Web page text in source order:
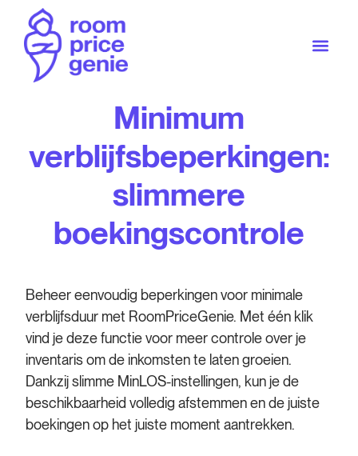
Minimum
verblijfsbeperkingen:
slimmere
boekingscontrole
Beheer eenvoudig beperkingen voor minimale
verblijfsduur met RoomPriceGenie. Met één klik
vind je deze functie voor meer controle over je
inventaris om de inkomsten te laten groeien.
Dankzij slimme MinLOS-instellingen, kun je de
beschikbaarheid volledig afstemmen en de juiste
boekingen op het juiste moment aantrekken.